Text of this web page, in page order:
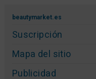
beautymarket.es
Suscripción
Mapa del sitio
Publicidad